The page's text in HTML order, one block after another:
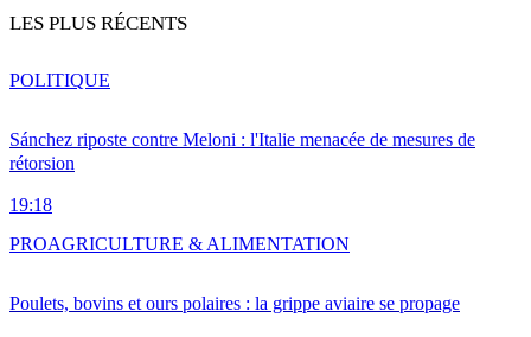
LES PLUS RÉCENTS
Sánchez riposte contre Meloni : l'Italie menacée de mesures de
rétorsion
19:18
POLITIQUE
Poulets, bovins et ours polaires : la grippe aviaire se propage
PROAGRICULTURE & ALIMENTATION